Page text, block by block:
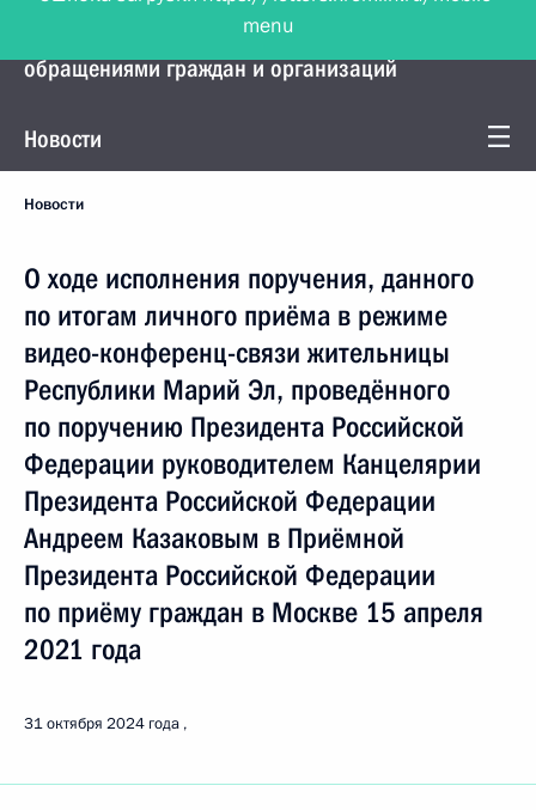
Управление Президента по работе с
обращениями граждан и организаций
Новости
Новости
О ходе исполнения поручения, данного
по итогам личного приёма в режиме
видео-конференц-связи жительницы
Республики Марий Эл, проведённого
по поручению Президента Российской
Федерации руководителем Канцелярии
Президента Российской Федерации
Андреем Казаковым в Приёмной
Президента Российской Федерации
по приёму граждан в Москве 15 апреля
2021 года
31 октября 2024 года
menu